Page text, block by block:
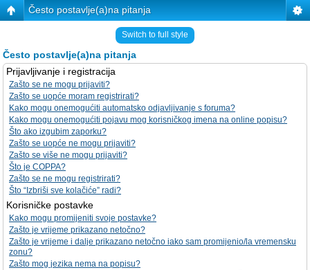
Često postavlje(a)na pitanja
Switch to full style
Često postavlje(a)na pitanja
Prijavljivanje i registracija
Zašto se ne mogu prijaviti?
Zašto se uopće moram registrirati?
Kako mogu onemogućiti automatsko odjavljivanje s foruma?
Kako mogu onemogućiti pojavu mog korisničkog imena na online popisu?
Što ako izgubim zaporku?
Zašto se uopće ne mogu prijaviti?
Zašto se više ne mogu prijaviti?
Što je COPPA?
Zašto se ne mogu registrirati?
Što “Izbriši sve kolačiće” radi?
Korisničke postavke
Kako mogu promijeniti svoje postavke?
Zašto je vrijeme prikazano netočno?
Zašto je vrijeme i dalje prikazano netočno iako sam promijenio/la vremensku
zonu?
Zašto mog jezika nema na popisu?